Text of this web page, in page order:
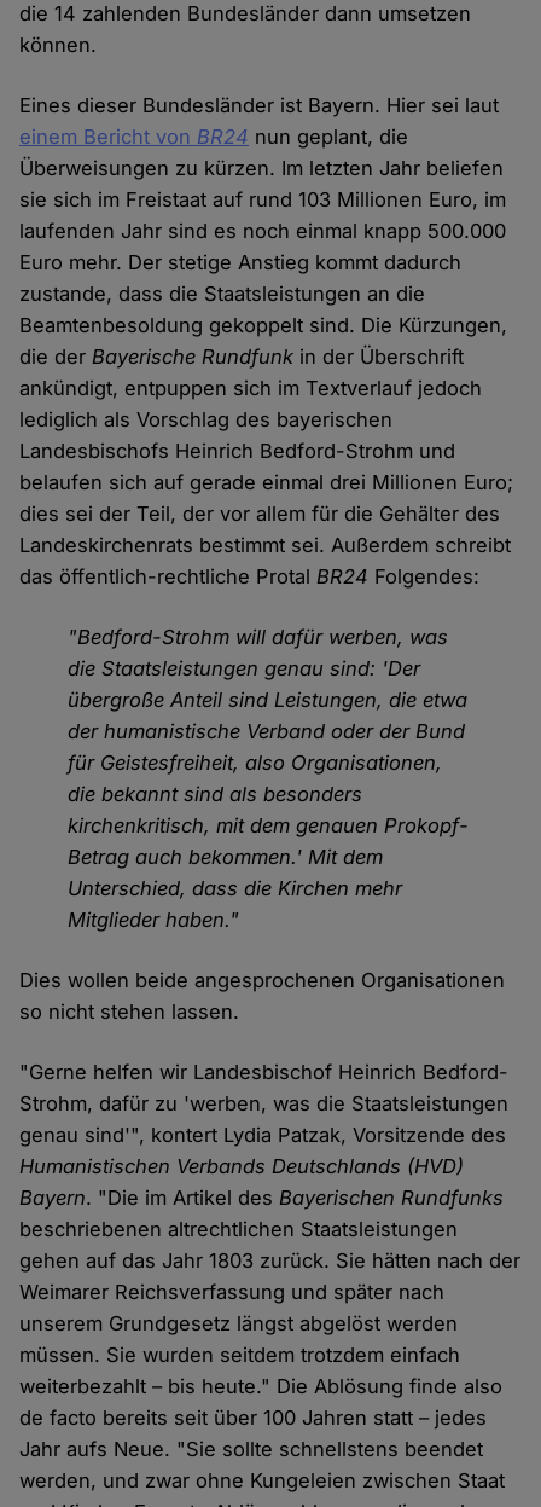
die 14 zahlenden Bundesländer dann umsetzen
können.
Eines dieser Bundesländer ist Bayern. Hier sei laut
einem Bericht von BR24 nun geplant, die
Überweisungen zu kürzen. Im letzten Jahr beliefen
sie sich im Freistaat auf rund 103 Millionen Euro, im
laufenden Jahr sind es noch einmal knapp 500.000
Euro mehr. Der stetige Anstieg kommt dadurch
zustande, dass die Staatsleistungen an die
Beamtenbesoldung gekoppelt sind. Die Kürzungen,
die derBayerische Rundfunk in der Überschrift
ankündigt, entpuppen sich im Textverlauf jedoch
lediglich als Vorschlag des bayerischen
Landesbischofs Heinrich Bedford-Strohm und
belaufen sich auf gerade einmal drei Millionen Euro;
dies sei der Teil, der vor allem für die Gehälter des
Landeskirchenrats bestimmt sei. Außerdem schreibt
das öffentlich-rechtliche ProtalBR24 Folgendes:
"Bedford-Strohm will dafür werben, was
die Staatsleistungen genau sind: 'Der
übergroße Anteil sind Leistungen, die etwa
der humanistische Verband oder der Bund
für Geistesfreiheit, also Organisationen,
die bekannt sind als besonders
kirchenkritisch, mit dem genauen Prokopf-
Betrag auch bekommen.' Mit dem
Unterschied, dass die Kirchen mehr
Mitglieder haben."
Dies wollen beide angesprochenen Organisationen
so nicht stehen lassen.
"Gerne helfen wir Landesbischof Heinrich Bedford-
Strohm, dafür zu 'werben, was die Staatsleistungen
genau sind'", kontert Lydia Patzak, Vorsitzende des
Humanistischen Verbands Deutschlands (HVD)
Bayern. "Die im Artikel desBayerischen Rundfunks
beschriebenen altrechtlichen Staatsleistungen
gehen auf das Jahr 1803 zurück. Sie hätten nach der
Weimarer Reichsverfassung und später nach
unserem Grundgesetz längst abgelöst werden
müssen. Sie wurden seitdem trotzdem einfach
weiterbezahlt – bis heute." Die Ablösung finde also
de facto bereits seit über 100 Jahren statt – jedes
Jahr aufs Neue. "Sie sollte schnellstens beendet
werden, und zwar ohne Kungeleien zwischen Staat